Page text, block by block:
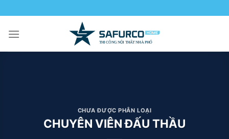
to
content
CHƯA ĐƯỢC PHÂN LOẠI
CHUYÊN VIÊN ĐẤU THẦU